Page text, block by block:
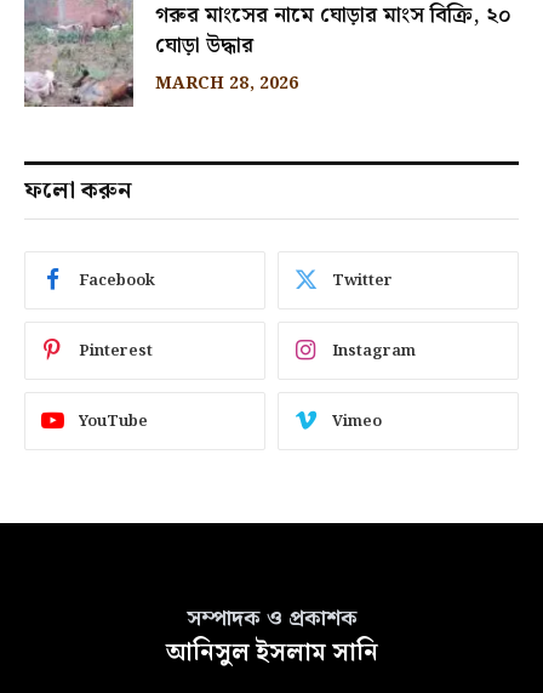
গরুর মাংসের নামে ঘোড়ার মাংস বিক্রি, ২০
ঘোড়া উদ্ধার
MARCH 28, 2026
ফলো করুন
Facebook Twitter
Pinterest Instagram
YouTube Vimeo
সম্পাদক ও প্রকাশক
আনিসুল ইসলাম সানি